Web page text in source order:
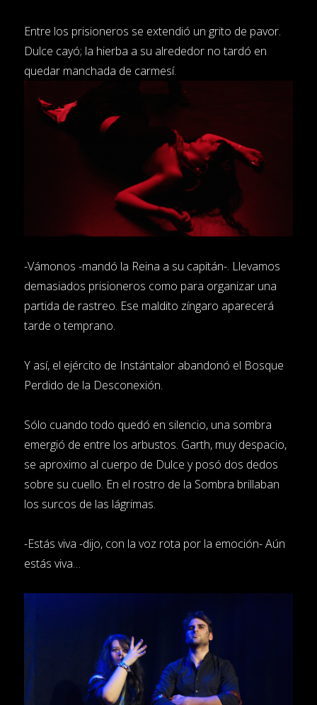
Entre los prisioneros se extendió un grito de pavor.
Dulce cayó; la hierba a su alrededor no tardó en
quedar manchada de carmesí.
-Vámonos -mandó la Reina a su capitán-. Llevamos
demasiados prisioneros como para organizar una
partida de rastreo. Ese maldito zíngaro aparecerá
tarde o temprano.
Y así, el ejército de Instántalor abandonó el Bosque
Perdido de la Desconexión.
Sólo cuando todo quedó en silencio, una sombra
emergió de entre los arbustos. Garth, muy despacio,
se aproximo al cuerpo de Dulce y posó dos dedos
sobre su cuello. En el rostro de la Sombra brillaban
los surcos de las lágrimas.
-Estás viva -dijo, con la voz rota por la emoción- Aún
estás viva…